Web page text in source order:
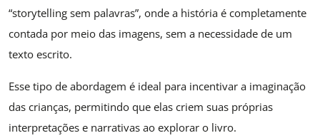
“storytelling sem palavras”, onde a história é completamente
contada por meio das imagens, sem a necessidade de um
texto escrito.
Esse tipo de abordagem é ideal para incentivar a imaginação
das crianças, permitindo que elas criem suas próprias
interpretações e narrativas ao explorar o livro.